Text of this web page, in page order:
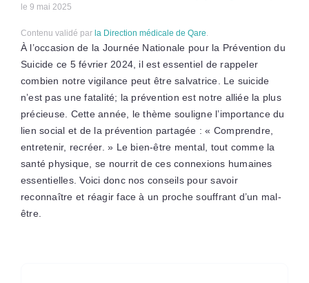
le 9 mai 2025
Contenu validé par la Direction médicale de Qare.
À l’occasion de la Journée Nationale pour la Prévention du
Suicide ce 5 février 2024, il est essentiel de rappeler
combien notre vigilance peut être salvatrice. Le suicide
n’est pas une fatalité; la prévention est notre alliée la plus
précieuse. Cette année, le thème souligne l’importance du
lien social et de la prévention partagée : « Comprendre,
entretenir, recréer. » Le bien-être mental, tout comme la
santé physique, se nourrit de ces connexions humaines
essentielles. Voici donc nos conseils pour savoir
reconnaître et réagir face à un proche souffrant d’un mal-
être.